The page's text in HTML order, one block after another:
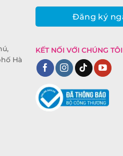
Hà
KẾT NỐI VỚI CHÚNG TÔI